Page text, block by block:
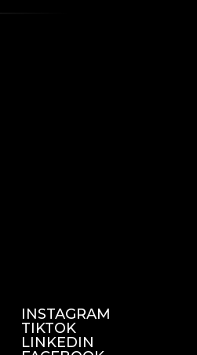
INSTAGRAM
TIKTOK
LINKEDIN